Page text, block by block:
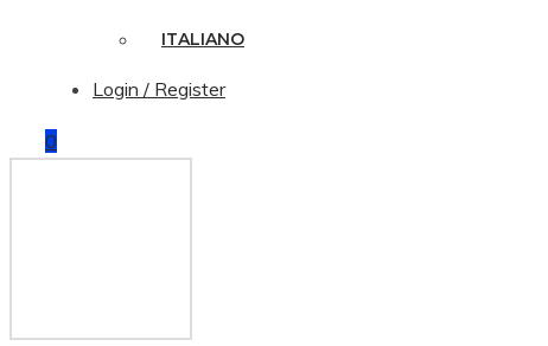
ITALIANO
Login / Register
0